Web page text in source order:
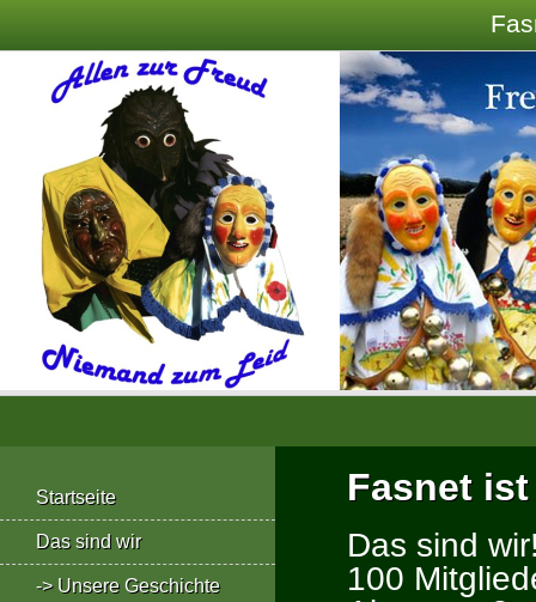
Startseite
Das sind wir
-> Unsere Geschichte
Fasnet
Das sind
100